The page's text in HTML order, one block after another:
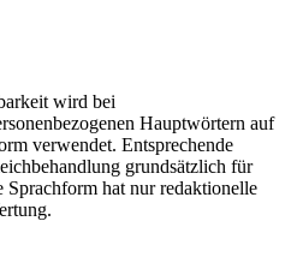
wird bei
Hauptwörtern auf
verwendet. Entsprechende
grundsätzlich für
Sprachform hat nur redaktionelle